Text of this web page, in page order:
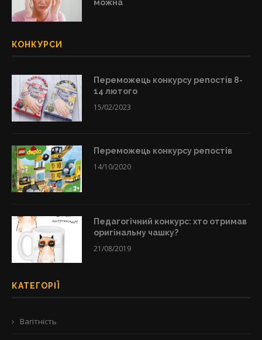
можна
КОНКУРСИ
Переможець конкурсу репостів 8-
14 лютого
15/02/2023
Переможець конкурсу репостів
14/10/2020
Педагогічний конкурс: хто отримав
оригінальну чашку?
21/08/2019
КАТЕГОРІЇ
Вагітність